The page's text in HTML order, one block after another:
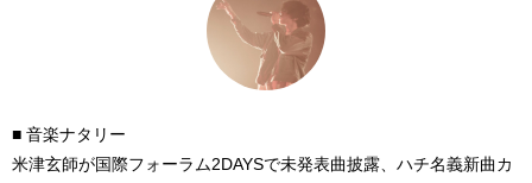
■ 音楽ナタリー
米津玄師が国際フォーラム2DAYSで未発表曲披露、ハチ名義新曲カ